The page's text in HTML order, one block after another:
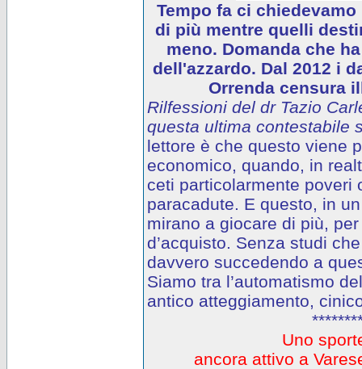
Tempo fa ci
di più mentre quelli
meno. Domanda che
dell'azzardo. Dal 2012 i
Orrenda censura
Rilfessioni del dr Tazio
questa ultima contestabile
lettore è che questo viene
economico, quando, in
ceti particolarmente poveri
paracadute. E questo, in
mirano a giocare di più,
d’acquisto. Senza studi
davvero succedendo a
Siamo tra l’automatismo
antico atteggiamento,
Uno
ancora attivo a